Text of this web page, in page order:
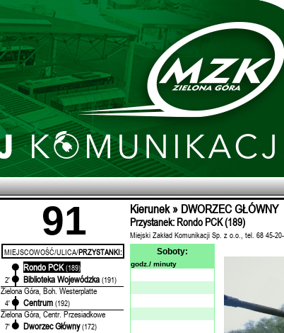
91 Kierunek » DWORZEC GŁÓWNY
Przystanek: Rondo PCK (189)
Miejski Zakład Komunikacji Sp. z o.o., tel. 68 45-
MIEJSCOWOŚĆ/ULICA/PRZYSTANKI:
Rondo PCK (189)
2'
Biblioteka Wojewódzka (191)
Zielona Góra, Boh. Westerplatte
4' Centrum (192)
Zielona Góra, Centr. Przesiadkowe
7' Dworzec Główny (172)
Soboty:
godz./ minuty